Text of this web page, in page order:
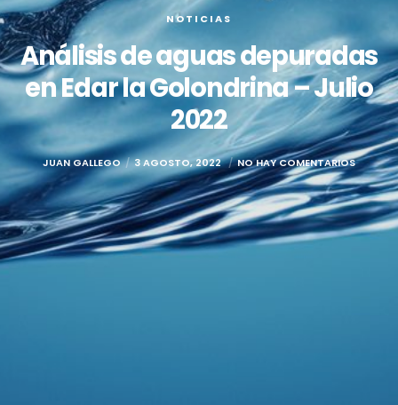
NOTICIAS
Análisis de aguas depuradas
en Edar la Golondrina – Julio
2022
JUAN GALLEGO 3 AGOSTO, 2022 NO HAY COMENTARIOS